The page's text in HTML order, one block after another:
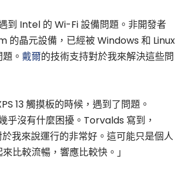
到 Intel 的 Wi-Fi 設備問題。非開發者
的晶元設備，已經被 Windows 和 Linux
。 戴爾的技術支持對於我來解決這些問
13 觸摸板的時候，遇到了問題。
乎沒有什麼困擾。Torvalds 寫到，
於我來說運行的非常好。這可能只是個人
比較流暢，響應比較快。」